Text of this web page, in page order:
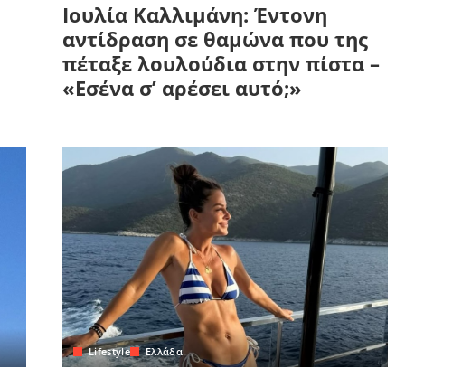
Ιουλία Καλλιμάνη: Έντονη
αντίδραση σε θαμώνα που της
πέταξε λουλούδια στην πίστα –
«Εσένα σ’ αρέσει αυτό;»
Lifestyle Ελλάδα